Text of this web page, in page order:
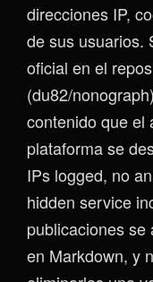
direcciones IP,
de sus usuarios.
oficial en el
(du82/
contenido que el
plataforma se
IPs logged, no
hidden service
publicaciones se
en Markdown, y